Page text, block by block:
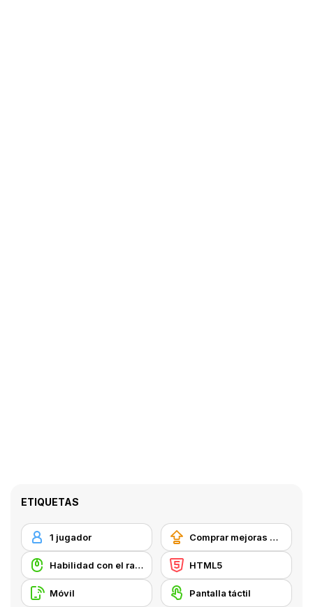
ETIQUETAS
1 jugador Comprar mejoras de equipamiento
Habilidad con el ratón HTML5
Móvil Pantalla táctil